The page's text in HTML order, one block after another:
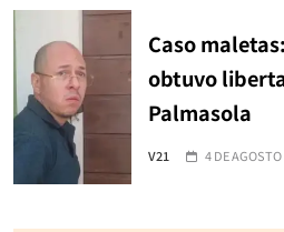
Caso
obtuvo
Palmasola
V21 4 DE